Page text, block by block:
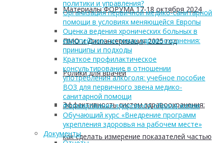
Материалы ФОРУМА 17-18 октября 2024
ПМО и Диспансеризация 2025 год
Ролики для врачей
Эффективность систем здравоохранения:
как сделать измерение показателей частью
политики и управления?
Организация первичной медико-санитарной
помощи в условиях меняющейся Европы
Оценка ведения хронических больных в
европейских системах здравоохранения:
принципы и подходы
Краткое профилактическое
консультирование в отношении
употребления алкоголя: учебное пособие
ВОЗ для первичного звена медико-
санитарной помощи
Формирование здорового образа жизни
Обучающий курс «Внедрение программ
укрепления здоровья на рабочем месте»
Документы